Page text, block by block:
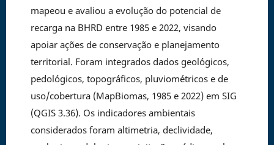
mapeou e avaliou a evolução do potencial de
recarga na BHRD entre 1985 e 2022, visando
apoiar ações de conservação e planejamento
territorial. Foram integrados dados geológicos,
pedológicos, topográficos, pluviométricos e de
uso/cobertura (MapBiomas, 1985 e 2022) em SIG
(QGIS 3.36). Os indicadores ambientais
considerados foram altimetria, declividade,